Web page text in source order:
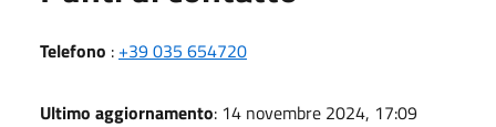
Telefono : +39 035 654720
Ultimo aggiornamento: 14 novembre 2024, 17:09